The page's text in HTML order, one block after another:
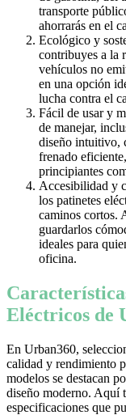
transporte
ahorrarás en el
Ecológico y
contribuyes a la
vehículos no
en una opción
lucha contra el
Fácil de usar y
de manejar,
diseño intuitivo,
frenado
principiantes
Accesibilidad y
los patinetes
caminos cortos.
guardarlos
ideales para
oficina.
Eléctricos de
En Urban360,
calidad y rendimiento
modelos se destacan
diseño moderno. Aquí
especificaciones que